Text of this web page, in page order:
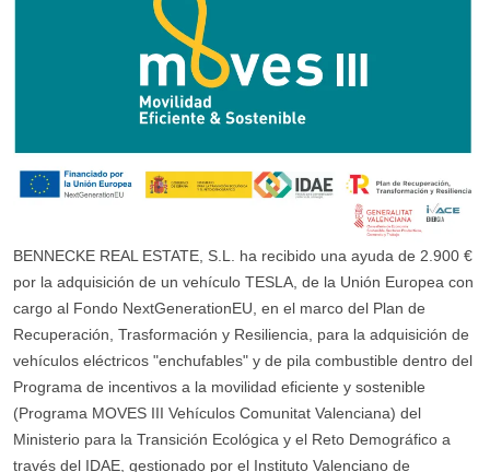
BENNECKE REAL ESTATE, S.L. ha recibido una ayuda de 2.900 €
por la adquisición de un vehículo TESLA, de la Unión Europea con
cargo al Fondo NextGenerationEU, en el marco del Plan de
Recuperación, Trasformación y Resiliencia, para la adquisición de
vehículos eléctricos "enchufables" y de pila combustible dentro del
Programa de incentivos a la movilidad eficiente y sostenible
(Programa MOVES III Vehículos Comunitat Valenciana) del
Ministerio para la Transición Ecológica y el Reto Demográfico a
través del IDAE, gestionado por el Instituto Valenciano de